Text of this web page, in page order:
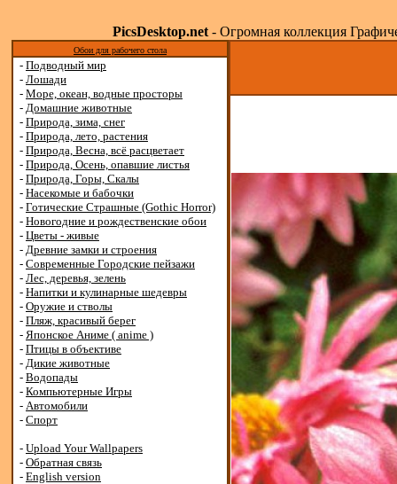
PicsDesktop.net- Огромная коллекция
Обои для рабочего стола
- Подводный мир
- Лошади
- Море, океан, водные просторы
- Домашние животные
- Природа, зима, снег
- Природа, лето, растения
- Природа, Весна, всё расцветает
- Природа, Осень, опавшие листья
- Природа, Горы, Скалы
- Насекомые и бабочки
- Готические Страшные (Gothic Horror)
- Новогодние и рождественские обои
- Цветы - живые
- Древние замки и строения
- Современные Городские пейзажи
- Лес, деревья, зелень
- Напитки и кулинарные шедевры
- Оружие и стволы
- Пляж, красивый берег
- Японское Аниме ( anime )
- Птицы в объективе
- Дикие животные
- Водопады
- Компьютерные Игры
- Автомобили
- Спорт
- Upload Your Wallpapers
- Обратная связь
- English version